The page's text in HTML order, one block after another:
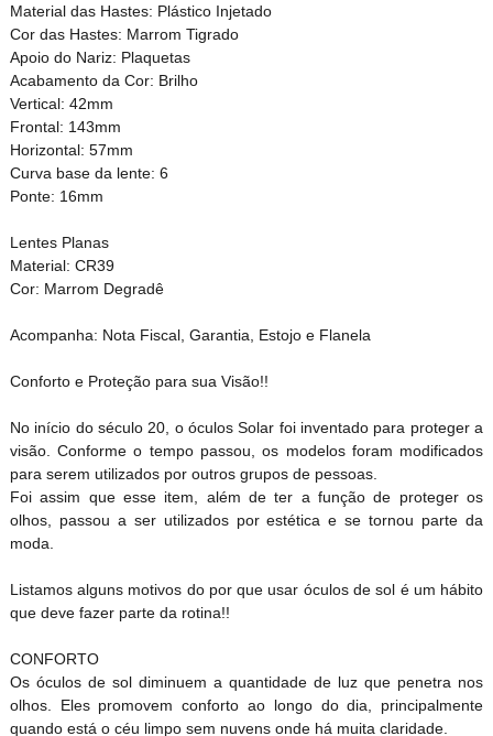
Material das Hastes: Plástico Injetado
Cor das Hastes: Marrom Tigrado
Apoio do Nariz: Plaquetas
Acabamento da Cor: Brilho
Vertical: 42mm
Frontal: 143mm
Horizontal: 57mm
Curva base da lente: 6
Ponte: 16mm
Lentes Planas
Material: CR39
Cor: Marrom Degradê
Acompanha: Nota Fiscal, Garantia, Estojo e Flanela
Conforto e Proteção para sua Visão!!
No início do século 20, o óculos Solar foi inventado para proteger a
visão. Conforme o tempo passou, os modelos foram modificados
para serem utilizados por outros grupos de pessoas.
Foi assim que esse item, além de ter a função de proteger os
olhos, passou a ser utilizados por estética e se tornou parte da
moda.
Listamos alguns motivos do por que usar óculos de sol é um hábito
que deve fazer parte da rotina!!
CONFORTO
Os óculos de sol diminuem a quantidade de luz que penetra nos
olhos. Eles promovem conforto ao longo do dia, principalmente
quando está o céu limpo sem nuvens onde há muita claridade.